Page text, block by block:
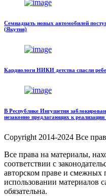
Семнадцать новых автомобилей
(Якутия)
Кардиологи НИКИ детства спасли
В Республике Ингушетия
незаконно предлагающих к реализации
Copyright 2014-2024 Все
Все права на материалы,
соответствии с
авторском праве и
использовании материалов
обязательна.